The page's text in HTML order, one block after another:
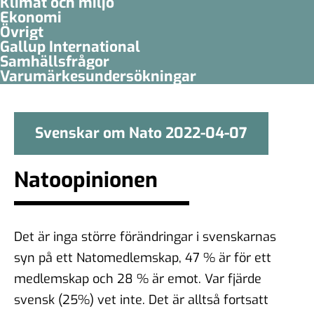
Ekonomi
Övrigt
Gallup International
Samhällsfrågor
Varumärkesundersökningar
Svenskar om Nato 2022-04-07
Natoopinionen
Det är inga större förändringar i svenskarnas
syn på ett Natomedlemskap, 47 % är för ett
medlemskap och 28 % är emot. Var fjärde
svensk (25%) vet inte. Det är alltså fortsatt